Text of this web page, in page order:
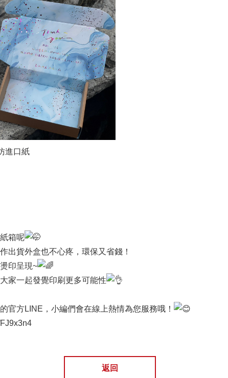
進口紙
箱呢
出貨外盒也不心疼，環保又省錢！
印呈現~
家一起發覺印刷更多可能性
官方LINE，小編們會在線上熱情為您服務哦！
返回